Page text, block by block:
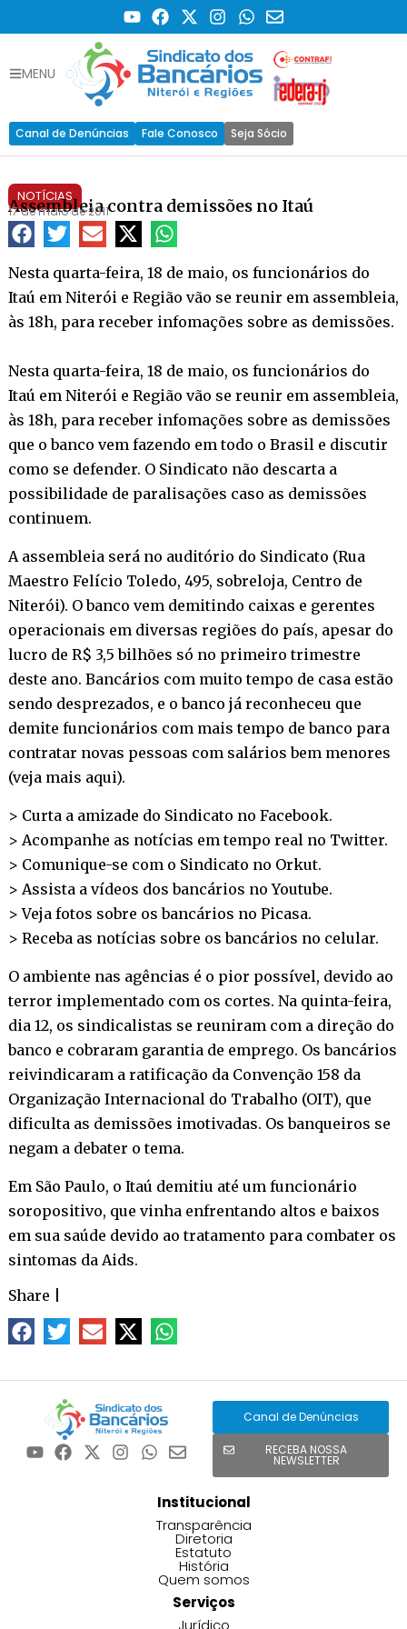
MENU
Canal de Denúncias Fale Conosco Seja Sócio
NOTÍCIAS
Assembleia contra demissões no Itaú
17 de maio de 2011
Nesta quarta-feira, 18 de maio, os funcionários do
Itaú em Niterói e Região vão se reunir em assembleia,
às 18h, para receber infomações sobre as demissões.
Nesta quarta-feira, 18 de maio, os funcionários do
Itaú em Niterói e Região vão se reunir em assembleia,
às 18h, para receber infomações sobre as demissões
que o banco vem fazendo em todo o Brasil e discutir
como se defender. O Sindicato não descarta a
possibilidade de paralisações caso as demissões
continuem.
A assembleia será no auditório do Sindicato (Rua
Maestro Felício Toledo, 495, sobreloja, Centro de
Niterói). O banco vem demitindo caixas e gerentes
operacionais em diversas regiões do país, apesar do
lucro de R$ 3,5 bilhões só no primeiro trimestre
deste ano. Bancários com muito tempo de casa estão
sendo desprezados, e o banco já reconheceu que
demite funcionários com mais tempo de banco para
contratar novas pessoas com salários bem menores
(veja mais aqui).
> Curta a amizade do Sindicato no Facebook.
> Acompanhe as notícias em tempo real no Twitter.
> Comunique-se com o Sindicato no Orkut.
> Assista a vídeos dos bancários noYoutube.
> Veja fotos sobre os bancários no Picasa.
> Receba as notícias sobre os bancários no celular.
O ambiente nas agências é o pior possível, devido ao
terror implementado com os cortes. Na quinta-feira,
dia 12, os sindicalistas se reuniram com a direção do
banco e cobraram garantia de emprego. Os bancários
reivindicaram a ratificação da Convenção 158 da
Organização Internacional do Trabalho (OIT), que
dificulta as demissões imotivadas. Os banqueiros se
negam a debater o tema.
Em São Paulo, o Itaú demitiu até um funcionário
soropositivo, que vinha enfrentando altos e baixos
em sua saúde devido ao tratamento para combater os
sintomas da Aids.
Share
Canal de Denúncias
RECEBA NOSSA
NEWSLETTER
Institucional
Transparência
Diretoria
Estatuto
História
Quem somos
Serviços
Jurídico